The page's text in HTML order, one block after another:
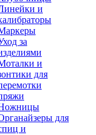
и
за
и
для
для
и